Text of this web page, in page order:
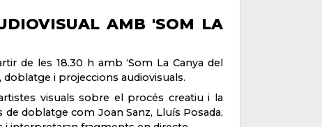
AMB 'SOM LA
de les 18.30 h amb ‘Som La Canya del
doblatge i projeccions audiovisuals.
visuals sobre el procés creatiu i la
doblatge com Joan Sanz, Lluís Posada,